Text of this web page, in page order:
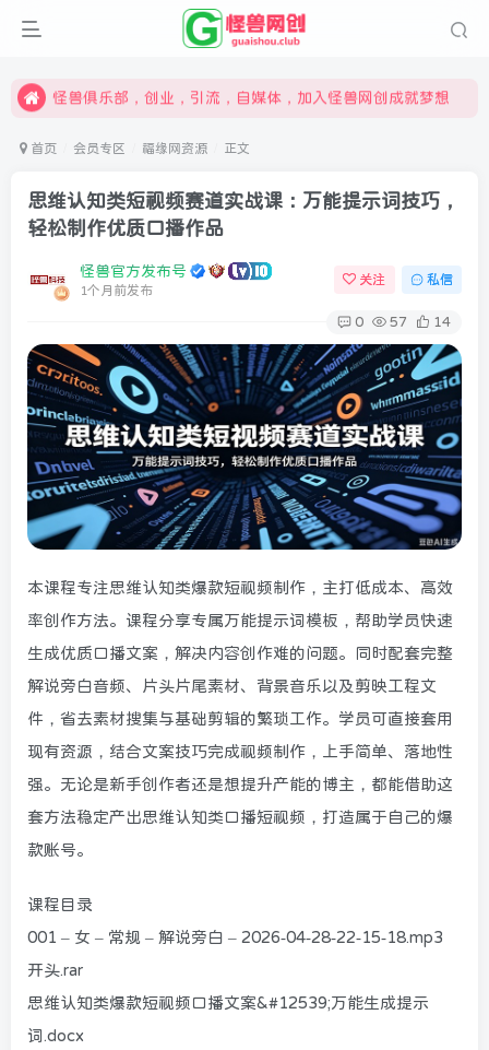
限时开通会员更享折扣，超高返佣
怪兽俱乐部，创业，引流，自媒体，加入怪兽网创成就梦想
首页 会员专区 福缘网资源 正文
思维认知类短视频赛道实战课：万能提示词技巧，
轻松制作优质口播作品
怪兽官方发布号
1个月前发布
关注 私信
0 57 14
本课程专注思维认知类爆款短视频制作，主打低成本、高效
率创作方法。课程分享专属万能提示词模板，帮助学员快速
生成优质口播文案，解决内容创作难的问题。同时配套完整
解说旁白音频、片头片尾素材、背景音乐以及剪映工程文
件，省去素材搜集与基础剪辑的繁琐工作。学员可直接套用
现有资源，结合文案技巧完成视频制作，上手简单、落地性
强。无论是新手创作者还是想提升产能的博主，都能借助这
套方法稳定产出思维认知类口播短视频，打造属于自己的爆
款账号。
课程目录
001 – 女 – 常规 – 解说旁白 – 2026-04-28-22-15-18.mp3
开头.rar
思维认知类爆款短视频口播文案&#12539;万能生成提示
词.docx